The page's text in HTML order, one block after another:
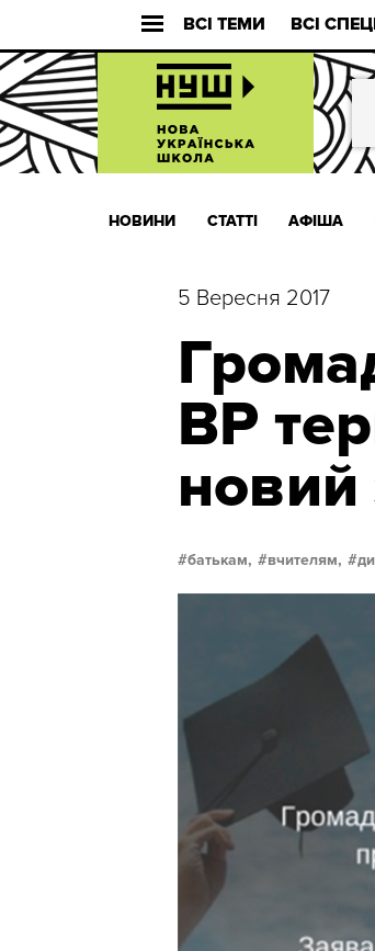
ВСІ ТЕМИ ВСІ
НОВИНИ СТАТТІ АФІША
5 Вересня 2017
ВР
новий
батькам, вчителям,